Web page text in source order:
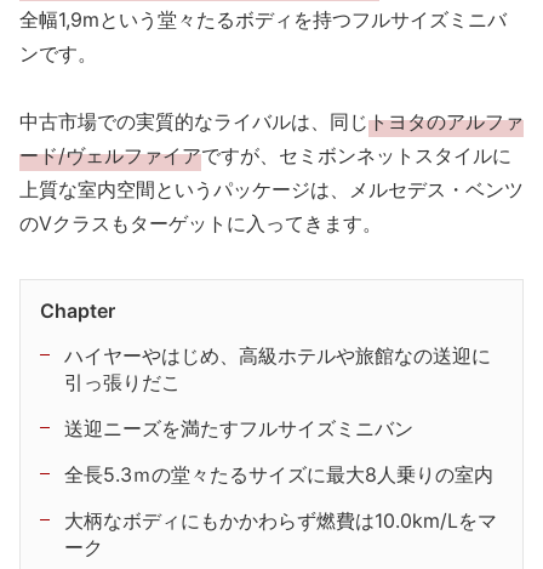
全幅1,9mという堂々たるボディを持つフルサイズミニバ
ンです。
中古市場での実質的なライバルは、同じトヨタのアルファ
ード/ヴェルファイアですが、セミボンネットスタイルに
上質な室内空間というパッケージは、メルセデス・ベンツ
のVクラスもターゲットに入ってきます。
Chapter
ハイヤーやはじめ、高級ホテルや旅館なの送迎に
引っ張りだこ
送迎ニーズを満たすフルサイズミニバン
全長5.3ｍの堂々たるサイズに最大8人乗りの室内
大柄なボディにもかかわらず燃費は10.0km/Lをマ
ーク